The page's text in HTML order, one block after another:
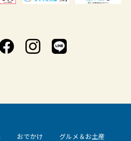
おでかけ グルメ＆お土産